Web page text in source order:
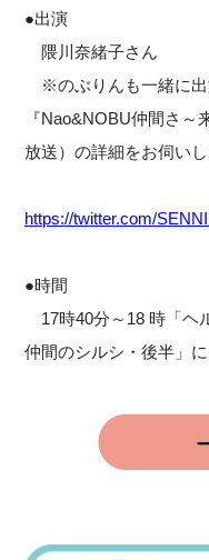
●出演
隈川奈緒子さん
※のぶりんも一緒に出
『Nao&NOBU仲間さ
放送）の詳細をお伺いし
https://twitter.com/
●時間
17時40分～18 時「ヘ
仲間のシルシ・後半」